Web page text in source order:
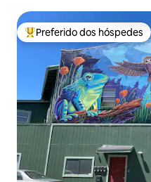
Entre os melhores
Preferido dos hóspedes